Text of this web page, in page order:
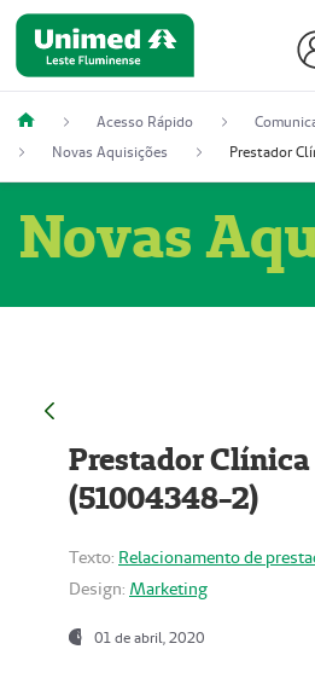
Acesso Rápido
Novas Aquisições
Novas
Prestador
(51004348-2)
Texto: Relacionamento de
Design: Marketing
01 de abril, 2020